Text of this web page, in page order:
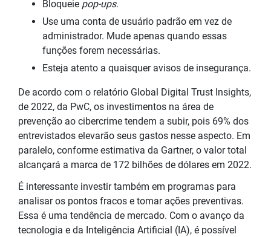
Bloqueie pop-ups.
Use uma conta de usuário padrão em vez de
administrador. Mude apenas quando essas
funções forem necessárias.
Esteja atento a quaisquer avisos de insegurança.
De acordo com o relatório Global Digital Trust Insights,
de 2022, da PwC, os investimentos na área de
prevenção ao cibercrime tendem a subir, pois 69% dos
entrevistados elevarão seus gastos nesse aspecto. Em
paralelo, conforme estimativa da Gartner, o valor total
alcançará a marca de 172 bilhões de dólares em 2022.
É interessante investir também em programas para
analisar os pontos fracos e tomar ações preventivas.
Essa é uma tendência de mercado. Com o avanço da
tecnologia e da Inteligência Artificial (IA), é possível